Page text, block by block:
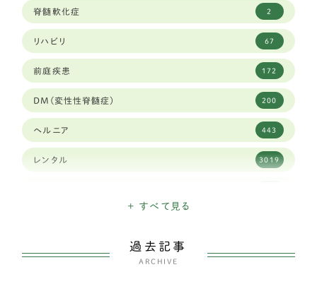
カニヘンダックスフンド 7
豆柴犬 30
ブリュッセルグリフォン 1
キャバリア 59
シーズー 83
チャイニーズ・クレステッド・ドッグ
脊髄軟化症 2
リハビリ 67
前庭疾患 172
DM(変性性脊髄症) 200
ヘルニア 443
レンタル 3019
+ すべて見る
過去記事
ARCHIVE